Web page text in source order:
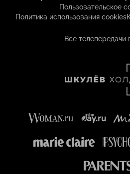
Пользовательское
Политика использования cookies
Все телепередачи